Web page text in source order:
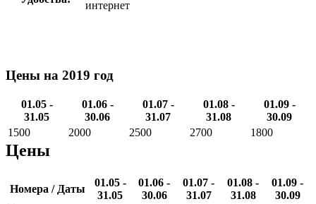
интернет
Цены на 2019 год
01.05 -
31.05
01.06 -
30.06
01.07 -
31.07
01.08 -
31.08
01.09 -
30.09
1500
2000 2500 2700 1800
Цены
Номера / Даты
01.05 -
31.05
01.06 -
30.06
01.07 -
31.07
01.08 -
31.08
01.09 -
30.09